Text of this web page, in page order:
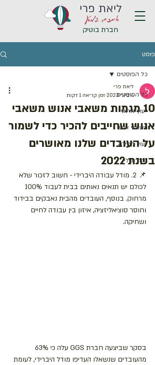
איתכם במסע
ליאת פרי
חברת בוטיק
פוסט
כל הפוסטים
ייעוץ ארגוני
משאבי אנוש
ייעוץ קריירה
הדרך שלי
כל הפוסטים
10 מגמות משאבי אנוש משאבי
אנוש שחייבים להכיר כדי לשמור
על העובדים שלנו מאושרים
בשנת 2022
ליאת פרי
4 ביוני 2023
זמן קריאה 1 דקות
📌 2. מודל עבודה היברידי - חשוב לזכור שלא
מרחוק. בנוסף, העובדים מהבית נאבקים בבידוד
וחוסר סוציאליזציה, איזון בין עבודה לחיים
ושחיקה.
מהעובדים שנשאלו העדיפו מודל היברידי, לעומת